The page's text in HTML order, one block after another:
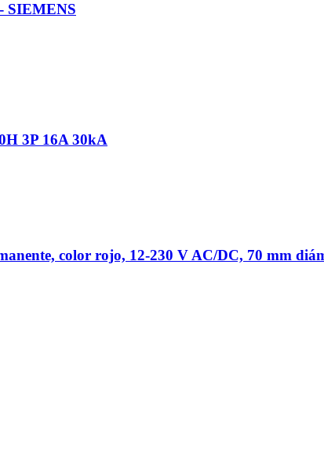
SIEMENS
3P 16A 30kA
color rojo, 12-230 V AC/DC, 70 mm